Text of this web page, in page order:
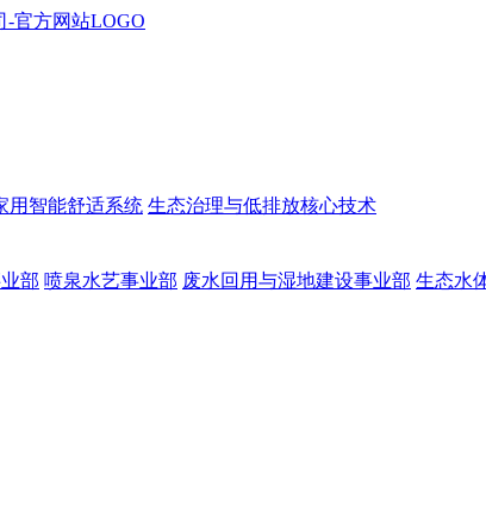
用智能舒适系统 生态治理与低排放核心技术
部 喷泉水艺事业部 废水回用与湿地建设事业部 生态水